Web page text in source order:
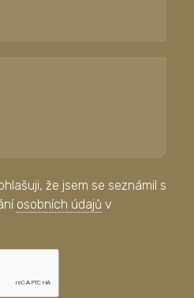
že jsem se seznámil s
osobních údajů v